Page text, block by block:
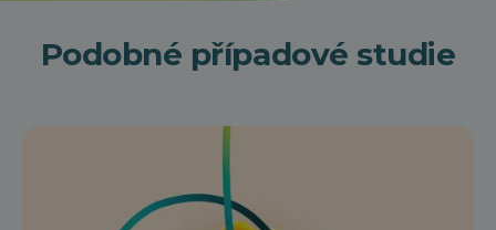
Podobné případové studie